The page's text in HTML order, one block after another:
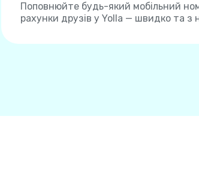
Поповнюйте будь-який мобільний
рахунки друзів у Yolla — швидко та з